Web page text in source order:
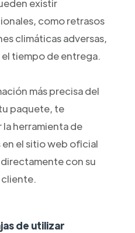
existir
como retrasos
climáticas adversas,
tiempo de entrega.
más precisa del
paquete, te
herramienta de
el sitio web oficial
con su
de utilizar